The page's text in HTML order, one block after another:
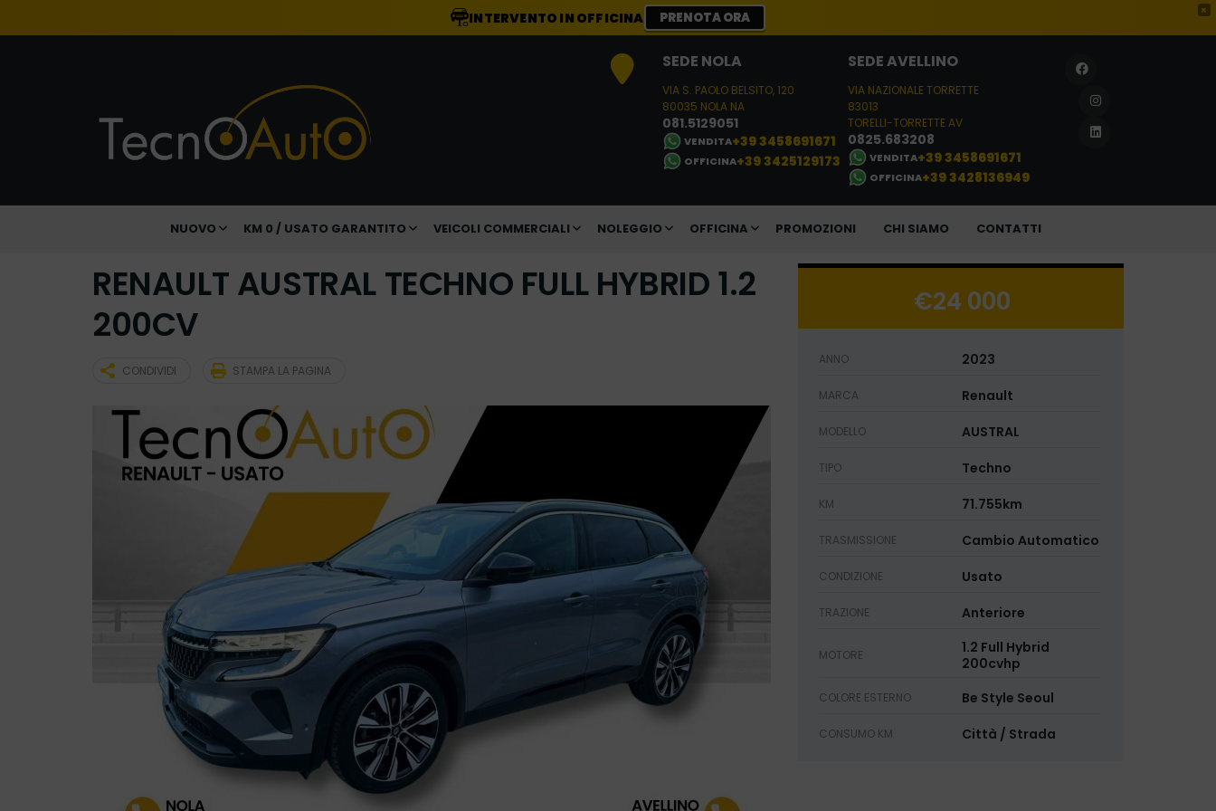
×
INTERVENTO IN OFFICINA PRENOTA ORA
SEDE NOLA
VIA S. PAOLO BELSITO, 120
80035 NOLA NA
081.5129051
VENDITA+39 3458691671
OFFICINA+39 3425129173
SEDE AVELLINO
VIA NAZIONALE TORRETTE
83013
TORELLI-TORRETTE AV
0825.683208
VENDITA+39 3458691671
OFFICINA+39 3428136949
NUOVO KM 0 / USATO GARANTITO VEICOLI COMMERCIALI NOLEGGIO OFFICINA PROMOZIONI CHI SIAMO CONTATTI
RENAULT AUSTRAL TECHNO FULL HYBRID 1.2
200CV
CONDIVIDI STAMPA LA PAGINA
€24 000
ANNO 2023
MARCA Renault
MODELLO AUSTRAL
TIPO Techno
KM 71.755km
TRASMISSIONE Cambio Automatico
CONDIZIONE Usato
TRAZIONE Anteriore
MOTORE
1.2 Full Hybrid
200cvhp
COLORE ESTERNO Be Style Seoul
CONSUMO KM Città / Strada